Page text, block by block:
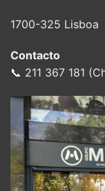
1700-325 Lisboa
Contacto
📞 211 367 181